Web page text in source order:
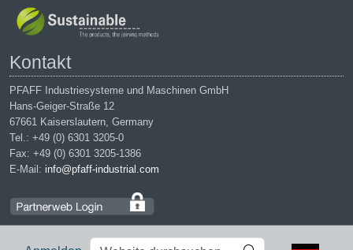
Website
Erweiterte
Kontakt
PFAFF Industriesysteme und Maschinen GmbH
Hans-Geiger-Straße 12
67661 Kaiserslautern, Germany
Tel.: +49 (0) 6301 3205-0
Fax: +49 (0) 6301 3205-1386
E-Mail: info@pfaff-industrial.com